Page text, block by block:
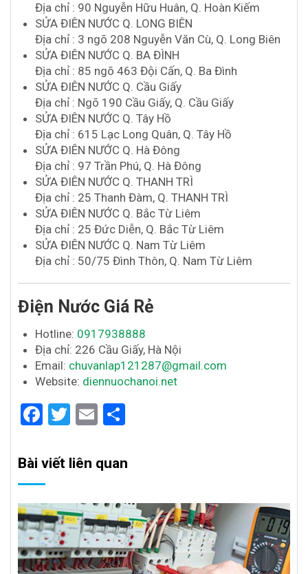
Địa chỉ : 90 Nguyễn Hữu Huân, Q. Hoàn Kiếm
SỬA ĐIÊN NƯỚC Q. LONG BIÊN
Địa chỉ : 3 ngõ 208 Nguyễn Văn Cù, Q. Long Biên
SỬA ĐIÊN NƯỚC Q. BA ĐÌNH
Địa chỉ : 85 ngõ 463 Đội Cấn, Q. Ba Đình
SỬA ĐIÊN NƯỚC Q. Cầu Giấy
Địa chỉ : Ngõ 190 Cầu Giấy, Q. Cầu Giấy
SỬA ĐIÊN NƯỚC Q. Tây Hồ
Địa chỉ : 615 Lạc Long Quân, Q. Tây Hồ
SỬA ĐIÊN NƯỚC Q. Hà Đông
Địa chỉ : 97 Trần Phú, Q. Hà Đông
SỬA ĐIÊN NƯỚC Q. THANH TRÌ
Địa chỉ : 25 Thanh Đàm, Q. THANH TRÌ
SỬA ĐIÊN NƯỚC Q. Bắc Từ Liêm
Địa chỉ : 25 Đức Diễn, Q. Bắc Từ Liêm
SỬA ĐIÊN NƯỚC Q. Nam Từ Liêm
Địa chỉ : 50/75 Đình Thôn, Q. Nam Từ Liêm
Điện Nước Giá Rẻ
Hotline: 0917938888
Địa chỉ: 226 Cầu Giấy, Hà Nội
Email: chuvanlap121287@gmail.com
Website: diennuochanoi.net
Facebook
Twitter
Email
Bài viết liên quan